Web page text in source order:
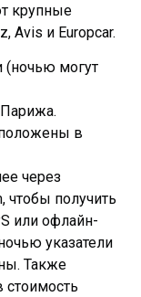
крупные
Avis и Europcar.
(ночью могут
в
через
чтобы получить
или офлайн-
указатели
Также
стоимость